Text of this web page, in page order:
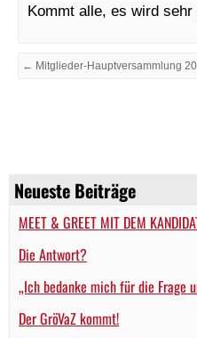
Neueste Beiträge
MEET & GREET MIT DEM
Die Antwort?
„Ich bedanke mich für die Frage
Der GröVaZ kommt!
Kommt alle, es wird sehr
← Mitglieder-Hauptversammlung